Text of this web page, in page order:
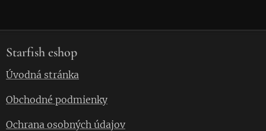
Starfish eshop
Úvodná stránka
Obchodné podmienky
Ochrana osobných údajov